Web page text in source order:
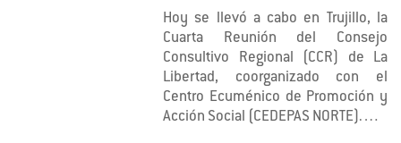
Hoy se llevó a cabo en Trujillo, la
Cuarta Reunión del Consejo
Consultivo Regional (CCR) de La
Libertad, coorganizado con el
Centro Ecuménico de Promoción y
Acción Social (CEDEPAS NORTE).…